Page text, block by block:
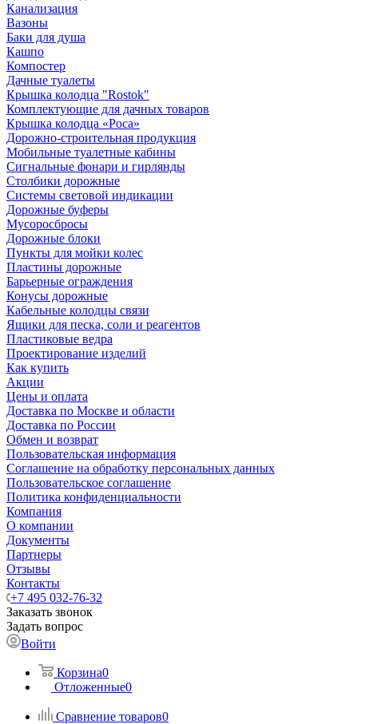
Канализация
Вазоны
Баки для душа
Кашпо
Компостер
Дачные туалеты
Крышка колодца "Rostok"
Комплектующие для дачных товаров
Крышка колодца «Роса»
Дорожно-строительная продукция
Мобильные туалетные кабины
Сигнальные фонари и гирлянды
Столбики дорожные
Системы световой индикации
Дорожные буферы
Мусоросбросы
Дорожные блоки
Пункты для мойки колес
Пластины дорожные
Барьерные ограждения
Конусы дорожные
Кабельные колодцы связи
Ящики для песка, соли и реагентов
Пластиковые ведра
Проектирование изделий
Как купить
Акции
Цены и оплата
Доставка по Москве и области
Доставка по России
Обмен и возврат
Пользовательская информация
Соглашение на обработку персональных данных
Пользовательское соглашение
Политика конфиденциальности
Компания
О компании
Документы
Партнеры
Отзывы
Контакты
+7 495 032-76-32
Заказать звонок
Задать вопрос
Войти
Корзина0
Отложенные0
Сравнение товаров0